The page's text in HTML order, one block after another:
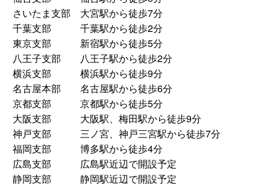
さいたま支部 大宮駅から徒歩7分
千葉支部 千葉駅から徒歩2分
東京支部 新宿駅から徒歩5分
八王子支部 八王子駅から徒歩2分
横浜支部 横浜駅から徒歩9分
名古屋本部 名古屋駅から徒歩6分
京都支部 京都駅から徒歩5分
大阪支部 大阪駅、梅田駅から徒歩9分
神戸支部 三ノ宮、神戸三宮駅から徒歩7分
福岡支部 博多駅から徒歩4分
広島支部 広島駅近辺で開設予定
静岡支部 静岡駅近辺で開設予定